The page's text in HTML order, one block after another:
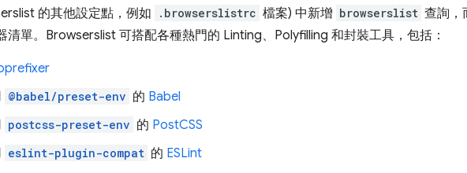
的其他設定點，例如
.browserslistrc 檔案) 中新增 browserslist 查詢，
清單。Browserslist 可搭配各種熱門的 Linting、Polyfilling 和封裝工具，包括：
@babel/preset-env 的 Babel
postcss-preset-env 的 PostCSS
eslint-plugin-compat 的 ESLint